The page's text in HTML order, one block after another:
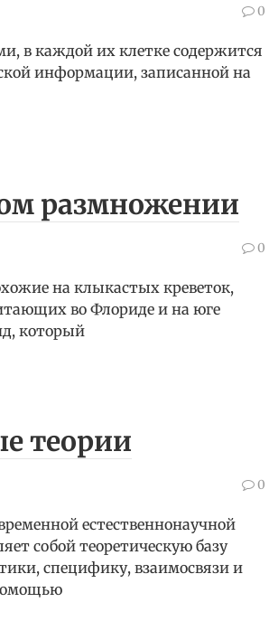
0
в каждой их клетке содержится
информации, записанной на
размножении
0
на клыкастых креветок,
во Флориде и на юге
который
теории
0
естественнонаучной
собой теоретическую базу
специфику, взаимосвязи и